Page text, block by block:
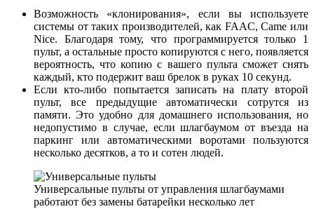
Возможность «клонирования», если вы используете
системы от таких производителей, как FAAC, Came или
Nice. Благодаря тому, что программируется только 1
пульт, а остальные просто копируются с него, появляется
вероятность, что копию с вашего пульта сможет снять
каждый, кто подержит ваш брелок в руках 10 секунд.
Если кто-либо попытается записать на плату второй
пульт, все предыдущие автоматически сотрутся из
памяти. Это удобно для домашнего использования, но
недопустимо в случае, если шлагбаумом от въезда на
паркинг или автоматическими воротами пользуются
несколько десятков, а то и сотен людей.
Универсальные пульты от управления шлагбаумами
работают без замены батарейки несколько лет